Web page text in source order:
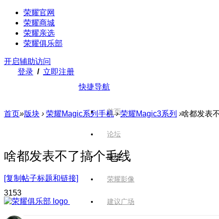
荣耀官网
荣耀商城
荣耀亲选
荣耀俱乐部
开启辅助访问
登录 / 立即注册
快捷导航
首页
论坛
版块
荣耀影像
建议广场
首页»版块 › 荣耀Magic系列手机 › 荣耀Magic3系列 ›啥都发表
啥都发表不了搞个毛线
[复制帖子标题和链接]
3153